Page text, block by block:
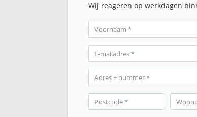
Wij reageren op werkdagen